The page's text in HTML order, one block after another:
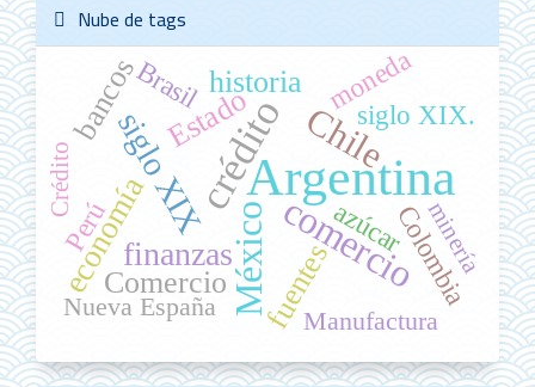
Nube de tags
Argentina
crédito
comercio
México
Chile
finanzas
siglo XIX
economía fuentes
Estado
bancos historia
Comercio
moneda
siglo XIX.
azúcarColombia
Perú
Brasil
Nueva España Manufactura
minería
Crédito